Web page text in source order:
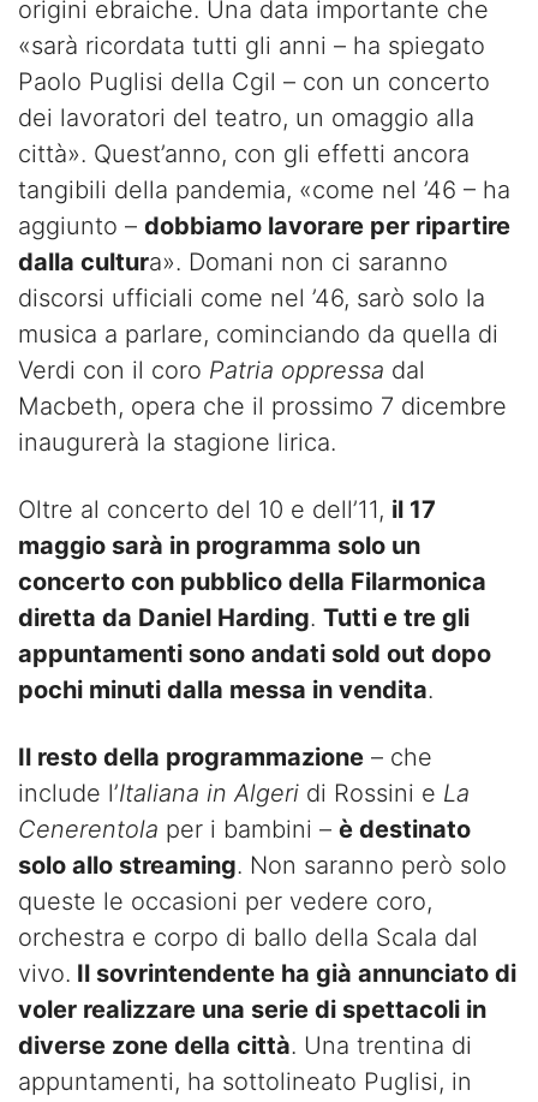
origini ebraiche. Una data importante che
«sarà ricordata tutti gli anni – ha spiegato
Paolo Puglisi della Cgil – con un concerto
dei lavoratori del teatro, un omaggio alla
città». Quest’anno, con gli effetti ancora
tangibili della pandemia, «come nel ’46 – ha
aggiunto – dobbiamo lavorare per ripartire
dalla cultura». Domani non ci saranno
discorsi ufficiali come nel ’46, sarò solo la
musica a parlare, cominciando da quella di
Verdi con il coro Patria oppressa dal
Macbeth, opera che il prossimo 7 dicembre
inaugurerà la stagione lirica.
Oltre al concerto del 10 e dell’11, il 17
maggio sarà in programma solo un
concerto con pubblico della Filarmonica
diretta da Daniel Harding. Tutti e tre gli
appuntamenti sono andati sold out dopo
pochi minuti dalla messa in vendita.
Il resto della programmazione – che
include l’Italiana in Algeri di Rossini e La
Cenerentola per i bambini – è destinato
solo allo streaming. Non saranno però solo
queste le occasioni per vedere coro,
orchestra e corpo di ballo della Scala dal
vivo. Il sovrintendente ha già annunciato di
voler realizzare una serie di spettacoli in
diverse zone della città. Una trentina di
appuntamenti, ha sottolineato Puglisi, in